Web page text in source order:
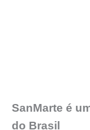
SanMarte é
do Brasil